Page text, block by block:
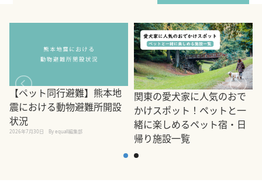
【ペット同行避難】熊本地
震における動物避難所開設
状況
2026年7月30日 By equall編集部
関東の愛犬家に人気のおで
かけスポット！ペットと一
緒に楽しめるペット宿・日
帰り施設一覧